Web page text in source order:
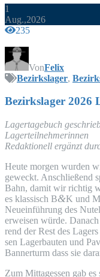
1
Aug.,2026
235
VonFelix
Bezirkslager,
Bezirks­la­ger 2026
Lager­ta­ge­buch
Lagerteilnehmerinnen
Redak­tio­nell ergänzt
Heu­te mor­gen wur­den
geweckt. Anschlie­ßend
Bahn, damit wir rich­tig
es klas­sisch B&K und
Neu­ein­füh­rung des
erwei­sen wür­de.
rend der Rest des
sen Lager­bau­ten und
Ban­ner­turm dass sie
Zum Mit­tag­essen gab